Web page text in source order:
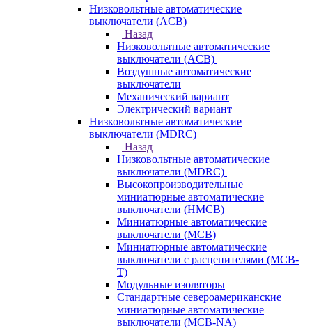
Низковольтные автоматические
выключатели (ACB)
Назад
Низковольтные автоматические
выключатели (ACB)
Воздушные автоматические
выключатели
Механический вариант
Электрический вариант
Низковольтные автоматические
выключатели (MDRC)
Назад
Низковольтные автоматические
выключатели (MDRC)
Высокопроизводительные
миниатюрные автоматические
выключатели (HMCB)
Миниатюрные автоматические
выключатели (MCB)
Миниатюрные автоматические
выключатели с расцепителями (MCB-
T)
Модульные изоляторы
Стандартные североамериканские
миниатюрные автоматические
выключатели (MCB-NA)